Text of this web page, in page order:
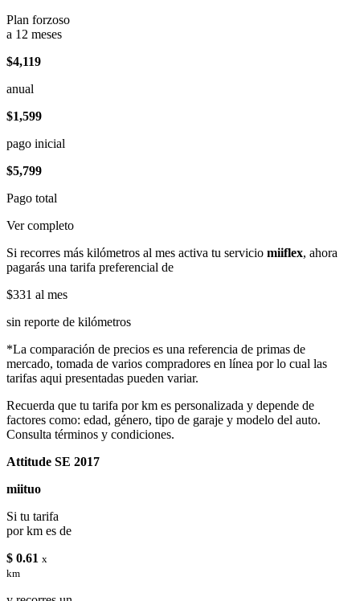
Plan forzoso
a 12 meses
$4,119
anual
$1,599
pago inicial
$5,799
Pago total
Ver completo
Si recorres más kilómetros al mes activa tu servicio miiflex, ahora
pagarás una tarifa preferencial de
$331 al mes
sin reporte de kilómetros
*La comparación de precios es una referencia de primas de
mercado, tomada de varios compradores en línea por lo cual las
tarifas aqui presentadas pueden variar.
Recuerda que tu tarifa por km es personalizada y depende de
factores como: edad, género, tipo de garaje y modelo del auto.
Consulta términos y condiciones.
Attitude SE 2017
miituo
Si tu tarifa
por km es de
$ 0.61 x
km